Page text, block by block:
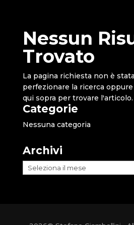
Nessun
Trovato
La pagina richiesta non è
perfezionare la ricerca
qui sopra per trovare l'articolo.
Categorie
Nessuna categoria
Archivi
Archivi